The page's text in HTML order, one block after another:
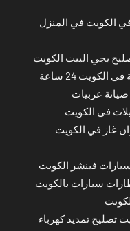
الكويت في المنزل
يجي البيت الكويت
24 ساعة
عربيات
في الكويت
غاز في الكويت
فينشر الكويت
سيارات بالكويت
تصليح تمديد كهرباء